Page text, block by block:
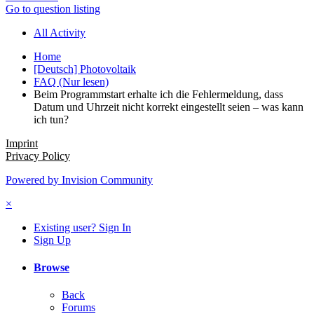
Go to question listing
All Activity
Home
[Deutsch] Photovoltaik
FAQ (Nur lesen)
Beim Programmstart erhalte ich die Fehlermeldung, dass
Datum und Uhrzeit nicht korrekt eingestellt seien – was kann
ich tun?
Imprint
Privacy Policy
Powered by Invision Community
×
Existing user? Sign In
Sign Up
Browse
Back
Forums